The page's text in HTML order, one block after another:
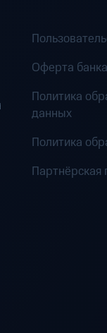
Оферта банка
Политика
данных
Политика